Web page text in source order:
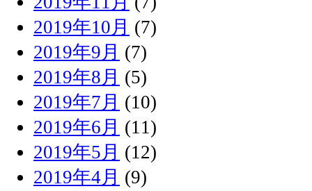
2019年10月 (7)
2019年9月 (7)
2019年8月 (5)
2019年7月 (10)
2019年6月 (11)
2019年5月 (12)
2019年4月 (9)